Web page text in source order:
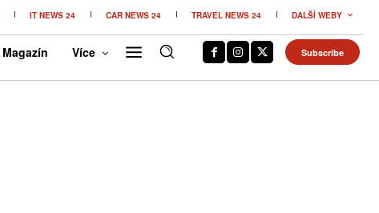
IT NEWS 24 CAR NEWS 24 TRAVEL NEWS 24 DALŠÍ WEBY
Magazín Více Subscribe